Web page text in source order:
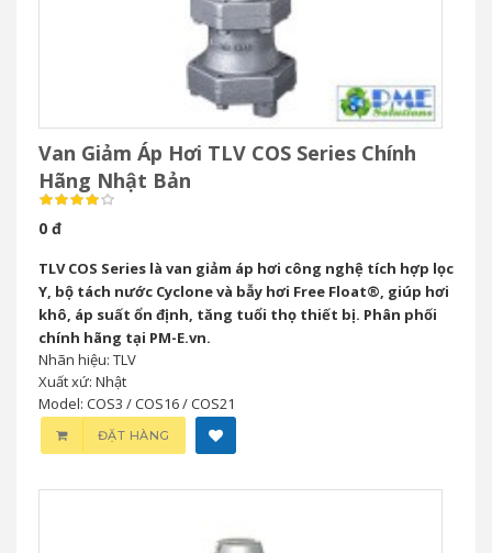
Van Giảm Áp Hơi TLV COS Series Chính
Hãng Nhật Bản
0 đ
TLV COS Series là van giảm áp hơi công nghệ tích hợp lọc
Y, bộ tách nước Cyclone và bẫy hơi Free Float®, giúp hơi
khô, áp suất ổn định, tăng tuổi thọ thiết bị. Phân phối
chính hãng tại PM-E.vn.
Nhãn hiệu: TLV
Xuất xứ: Nhật
Model: COS3 / COS16 / COS21
ĐẶT HÀNG